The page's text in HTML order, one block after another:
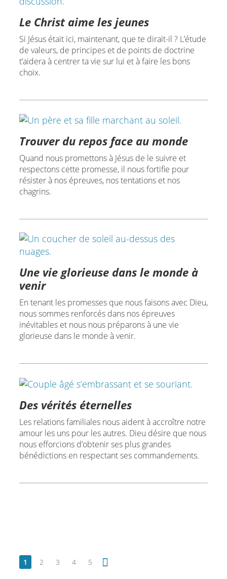
Le Christ aime les jeunes
Si Jésus était ici, maintenant, que te dirait-il ? L’étude
de valeurs, de principes et de points de doctrine
t’aidera à centrer ta vie sur lui et à faire les bons
choix.
Trouver du repos face au monde
Quand nous promettons à Jésus de le suivre et
respectons cette promesse, il nous fortifie pour
résister à nos épreuves, nos tentations et nos
chagrins.
Une vie glorieuse dans le monde à
venir
En tenant les promesses que nous faisons avec Dieu,
nous sommes renforcés dans nos épreuves
inévitables et nous nous préparons à une vie
glorieuse dans le monde à venir.
Des vérités éternelles
Les relations familiales nous aident à accroître notre
amour les uns pour les autres. Dieu désire que nous
nous efforcions d’obtenir ses plus grandes
bénédictions en respectant ses commandements.
1 2 3 4 5